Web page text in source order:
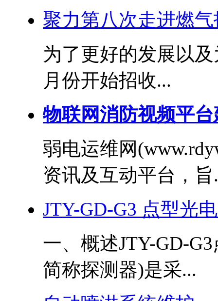
聚力第八次走进燃
为了更好的发展以
月份开始招收...
物联网消防视频平
弱电运维网
资讯及互动平台，旨
JTY-GD-G3 点型光
一、概述JTY-GD-
简称探测器)是采...